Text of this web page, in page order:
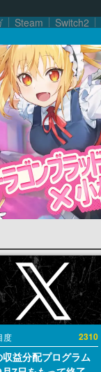
Steam Switch2
度 2310
収益分配プログラム